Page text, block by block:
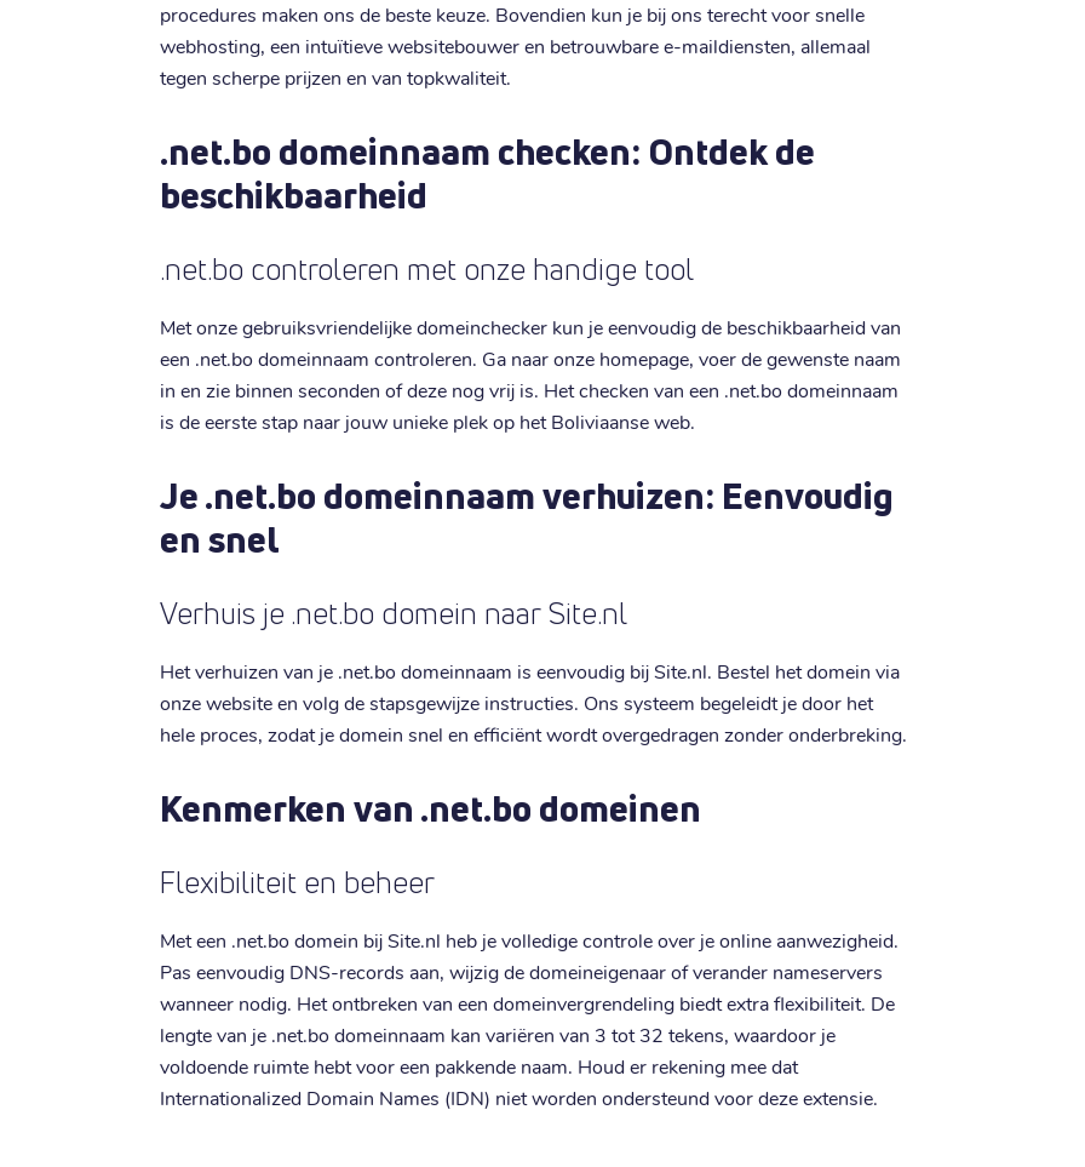
procedures maken ons de beste keuze. Bovendien kun je bij ons terecht voor snelle
webhosting, een intuïtieve websitebouwer en betrouwbare e-maildiensten, allemaal
tegen scherpe prijzen en van topkwaliteit.
.net.bo domeinnaam checken: Ontdek de
beschikbaarheid
.net.bo controleren met onze handige tool
Met onze gebruiksvriendelijke domeinchecker kun je eenvoudig de beschikbaarheid van
een .net.bo domeinnaam controleren. Ga naar onze homepage, voer de gewenste naam
in en zie binnen seconden of deze nog vrij is. Het checken van een .net.bo domeinnaam
is de eerste stap naar jouw unieke plek op het Boliviaanse web.
Je .net.bo domeinnaam verhuizen: Eenvoudig
en snel
Verhuis je .net.bo domein naar Site.nl
Het verhuizen van je .net.bo domeinnaam is eenvoudig bij Site.nl. Bestel het domein via
onze website en volg de stapsgewijze instructies. Ons systeem begeleidt je door het
hele proces, zodat je domein snel en efficiënt wordt overgedragen zonder onderbreking.
Kenmerken van .net.bo domeinen
Flexibiliteit en beheer
Met een .net.bo domein bij Site.nl heb je volledige controle over je online aanwezigheid.
Pas eenvoudig DNS-records aan, wijzig de domeineigenaar of verander nameservers
wanneer nodig. Het ontbreken van een domeinvergrendeling biedt extra flexibiliteit. De
lengte van je .net.bo domeinnaam kan variëren van 3 tot 32 tekens, waardoor je
voldoende ruimte hebt voor een pakkende naam. Houd er rekening mee dat
Internationalized Domain Names (IDN) niet worden ondersteund voor deze extensie.